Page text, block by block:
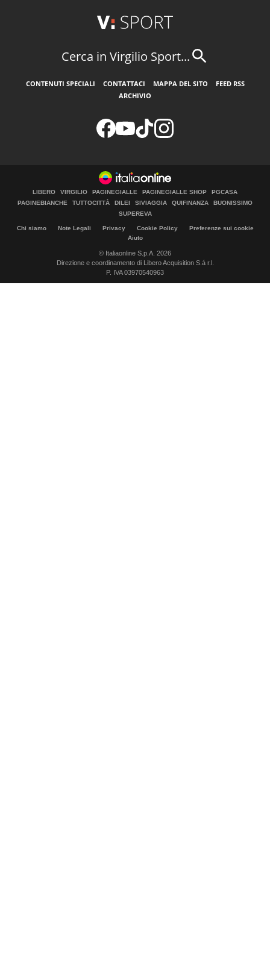
Cerca in Virgilio Sport...
CONTENUTI SPECIALI CONTATTACI MAPPA DEL SITO
FEED RSS
ARCHIVIO
LIBERO VIRGILIO PAGINEGIALLE PAGINEGIALLE SHOP
PGCASA
PAGINEBIANCHE
TUTTOCITTÀ DILEI SIVIAGGIA QUIFINANZA
BUONISSIMO
SUPEREVA
Chi siamo Note Legali Privacy Cookie Policy
Preferenze sui cookie
Aiuto
© Italiaonline S.p.A. 2026
Direzione e coordinamento di Libero Acquisition S.á r.l.
P. IVA 03970540963